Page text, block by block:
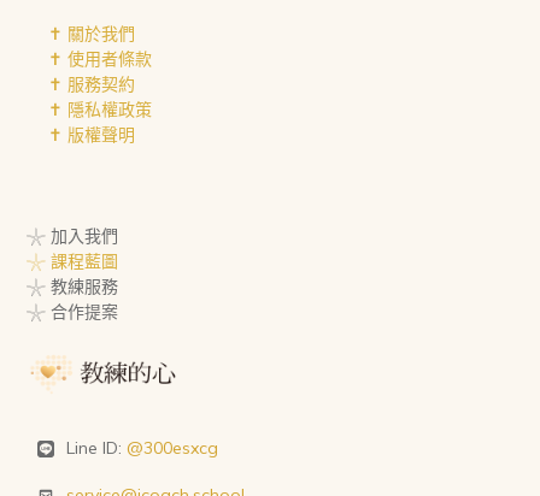
✝︎ 關於我們
✝︎ 使用者條款
✝︎ 服務契約
✝︎ 隱私權政策
✝︎ 版權聲明
𓇼 加入我們
𓇼 課程藍圖
𓇼 教練服務
𓇼 合作提案
Line ID: @300esxcg